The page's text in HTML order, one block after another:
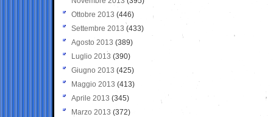
Ottobre 2013 (446)
Settembre 2013 (433)
Agosto 2013 (389)
Luglio 2013 (390)
Giugno 2013 (425)
Maggio 2013 (413)
Aprile 2013 (345)
Marzo 2013 (372)